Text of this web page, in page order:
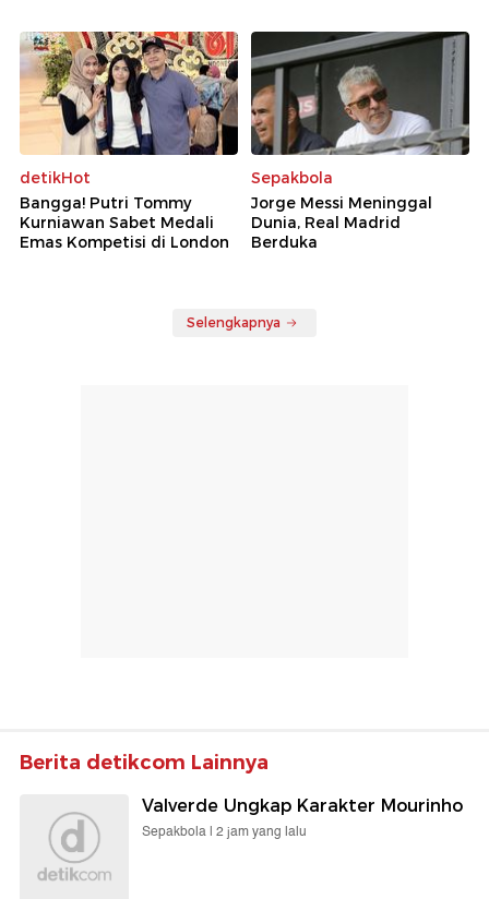
detikHot
Bangga! Putri Tommy
Kurniawan Sabet Medali
Emas Kompetisi di London
Sepakbola
Jorge Messi Meninggal
Dunia, Real Madrid
Berduka
Selengkapnya
Berita detikcom Lainnya
Valverde Ungkap Karakter Mourinho
Sepakbola | 2 jam yang lalu